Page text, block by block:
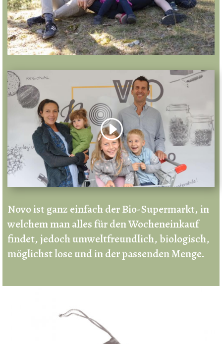
Novo ist ganz einfach der Bio-Supermarkt, in
welchem man alles für den Wocheneinkauf
findet, jedoch umweltfreundlich, biologisch,
möglichst lose und in der passenden Menge.